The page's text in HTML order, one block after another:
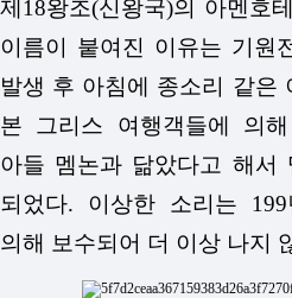
제18왕조(신왕국)의 아멘호
이름이 붙여진 이유는 기원
발생 후 아침에 종소리 같은
본 그리스 여행객들에 의
아들 멤논과 닮았다고 해서
되었다. 이상한 소리는
의해 보수되어 더 이상 나지